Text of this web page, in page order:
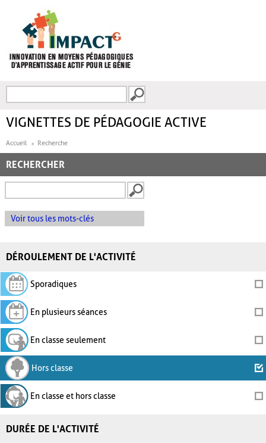
FORMULAIRE DE
VIGNETTES DE PÉDAGOGIE ACTIVE
Accueil Recherche
RECHERCHER
Voir tous les mots-clés
DÉROULEMENT DE L'ACTIVITÉ
Sporadiques
En plusieurs séances
En classe seulement
Hors classe
En classe et hors classe
DURÉE DE L'ACTIVITÉ